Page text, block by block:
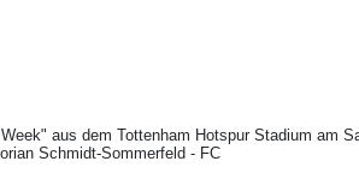
aus dem Tottenham Hotspur Stadium am
Schmidt-Sommerfeld - FC